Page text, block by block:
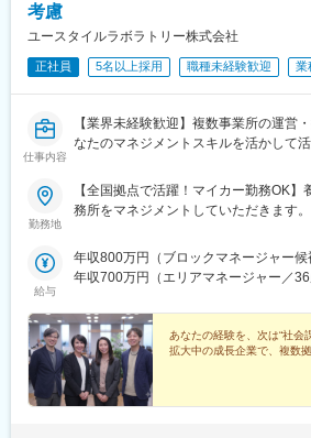
考慮
ユースタイルラボラトリー株式会社
正社員 5名以上採用 職種未経験歓迎 業
仕事内容
【業界未経験歓迎】複数事業所の運営
なたのマネジメントスキルを活かして
勤務地
【全国拠点で活躍！マイカー勤務OK
務所をマネジメントしていただきます
《養成期間中の勤務地》現在は東京、
で行っていますが、ご希望に合わせて
ことも可能です。また社宅の利用もで
が対象※現在お住まいの地域又はジェネ
上決定《配属事業部について》障害福
護」と「グループホーム」、高齢者事
展開しています。配属に関しては、適
の事業部を決定。あなたの適性や能力
給与
年収800万円（ブロックマネージャー候
年収700万円（エリアマネージャー／36
あなたの経験を、次は“社会
拡大中の成長企業で、複数